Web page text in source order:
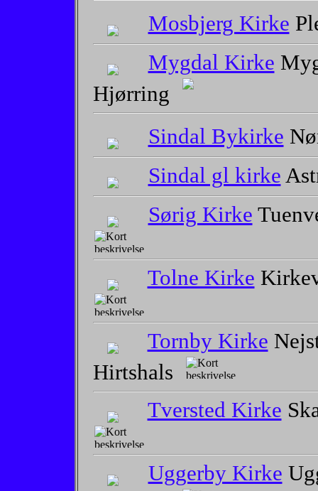
Mosbjerg Kirke
Mygdal Kirke
Hjørring
Sindal Bykirke
Sindal gl kirke
Sørig Kirke
Tolne Kirke
Tornby Kirke
Hirtshals
Tversted Kirke
Uggerby Kirke